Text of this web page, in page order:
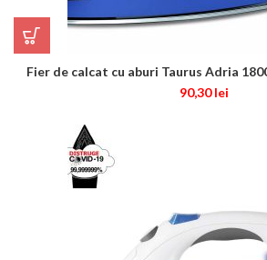
Fier de calcat cu aburi Taurus Adria
90,30lei